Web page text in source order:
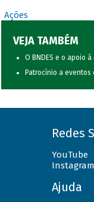
Ações
VEJA TAMBÉM
O BNDES e o apoio
Patrocínio a eventos
Redes
YouTube
Instagram
Ajuda